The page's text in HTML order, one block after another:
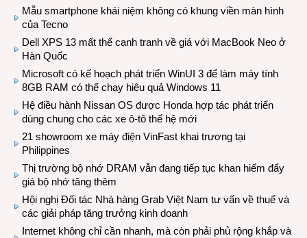
Mẫu smartphone khái niệm không có khung viền màn hình
của Tecno
Dell XPS 13 mất thế cạnh tranh về giá với MacBook Neo ở
Hàn Quốc
Microsoft có kế hoạch phát triển WinUI 3 để làm máy tính
8GB RAM có thể chạy hiệu quả Windows 11
Hệ điều hành Nissan OS được Honda hợp tác phát triển
dùng chung cho các xe ô-tô thế hệ mới
21 showroom xe máy điện VinFast khai trương tại
Philippines
Thị trường bộ nhớ DRAM vẫn đang tiếp tục khan hiếm đẩy
giá bộ nhớ tăng thêm
Hội nghị Đối tác Nhà hàng Grab Việt Nam tư vấn về thuế và
các giải pháp tăng trưởng kinh doanh
Internet không chỉ cần nhanh, mà còn phải phủ rộng khắp và